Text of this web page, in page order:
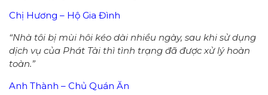
Chị Hương – Hộ Gia Đình
“Nhà tôi bị mùi hôi kéo dài nhiều ngày, sau khi sử dụng
dịch vụ của Phát Tài thì tình trạng đã được xử lý hoàn
toàn.”
Anh Thành – Chủ Quán Ăn